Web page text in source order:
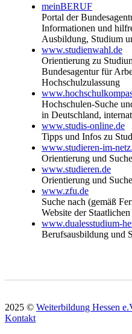
meinBERUF
Portal der
Informationen und
Ausbildung, Studium
www.studienwahl.de
Orientierung zu
Bundesagentur für
Hochschulzulassung
Hochschulen-Suche
in Deutschland,
www.studis-online.de
Tipps und Infos zu
www.studieren-im-
Orientierung und
www.studieren.de
Orientierung und
www.zfu.de
Suche nach (gemäß
Website der
www.dualesstudium-
Berufsausbildung und
2025 © Weiterbildung Hessen
Kontakt